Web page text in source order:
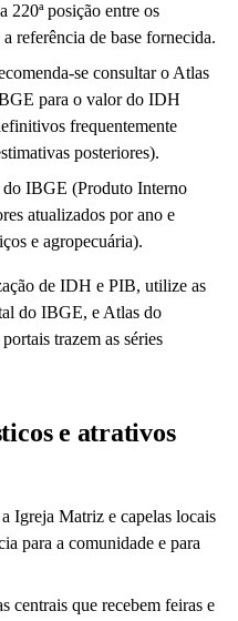
220ª posição entre os
referência de base fornecida.
se consultar o Atlas
para o valor do IDH
frequentemente
posteriores).
IBGE (Produto Interno
atualizados por ano e
e agropecuária).
de IDH e PIB, utilize as
do IBGE, e Atlas do
trazem as séries
e atrativos
Igreja Matriz e capelas locais
para a comunidade e para
centrais que recebem feiras e